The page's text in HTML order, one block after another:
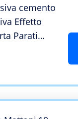
cemento
Effetto
Parati
Adesive
Top